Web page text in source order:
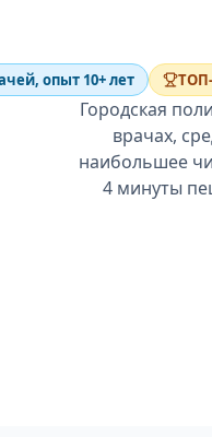
опыт 10+ лет
Городская
врачах,
наибольшее
4 минуты